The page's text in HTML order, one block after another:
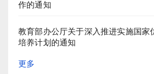
作的通知
教育部办公厅关于深入推进实施国家
培养计划的通知
更多